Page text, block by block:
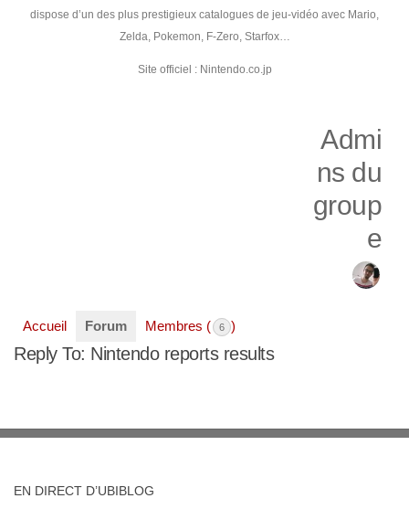
dispose d’un des plus prestigieux catalogues de jeu-vidéo avec Mario,
Zelda, Pokemon, F-Zero, Starfox…
Site officiel : Nintendo.co.jp
Admi
ns du
group
e
Accueil Forum Membres ( 6 )
Reply To: Nintendo reports results
EN DIRECT D’UBIBLOG